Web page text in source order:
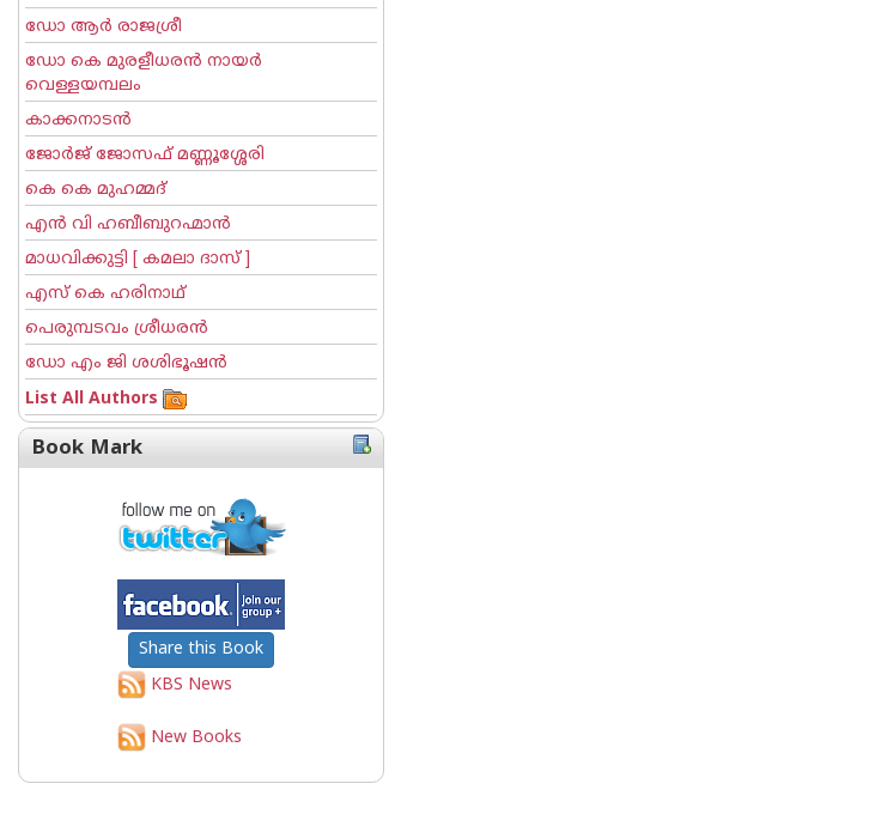
ഡോ ആര്‍ രാജശ്രീ
ഡോ കെ മുരളീധരന്‍ നായര്‍
വെള്ളയമ്പലം
കാക്കനാടന്‍
ജോര്‍ജ് ജോസഫ് മണ്ണൂശ്ശേരി
കെ കെ മുഹമ്മദ്
എന്‍ വി ഹബീബുറഹ്മാന്‍
മാധവിക്കുട്ടി [ കമലാ ദാസ് ]
എസ് കെ ഹരിനാഥ്
പെരുമ്പടവം ശ്രീധര‌ന്‍
ഡോ എം ജി ശശിഭൂഷന്‍
List All Authors
Book Mark
Share this Book
KBS News
New Books